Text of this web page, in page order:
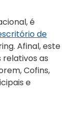
é
de
Afinal, este
as
Cofins,
e